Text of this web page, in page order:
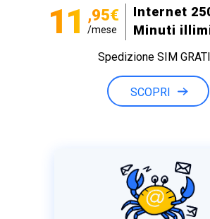
11 ,95€
/mese
Internet
Minuti
Spedizione SIM
SCOPRI